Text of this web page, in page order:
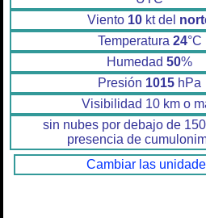
Viento 10 kt del
Temperatura 24°C
Humedad 50%
Presión 1015 hPa
Visibilidad 10 km o
sin nubes por debajo de
presencia de
Cambiar las